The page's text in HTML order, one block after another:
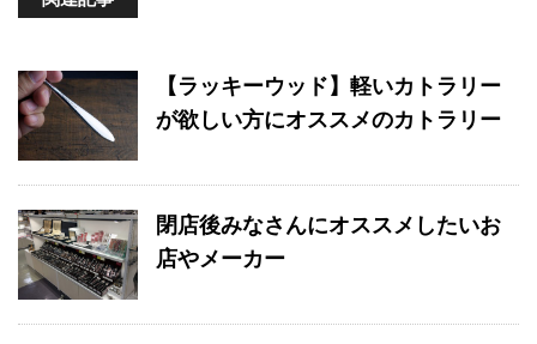
【ラッキーウッド】軽いカトラリー
が欲しい方にオススメのカトラリー
閉店後みなさんにオススメしたいお
店やメーカー